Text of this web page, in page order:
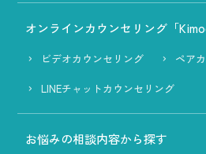
オンラインカウンセリング「
ビデオカウンセリング
ペア
LINEチャットカウンセリング
お悩みの相談内容から探す